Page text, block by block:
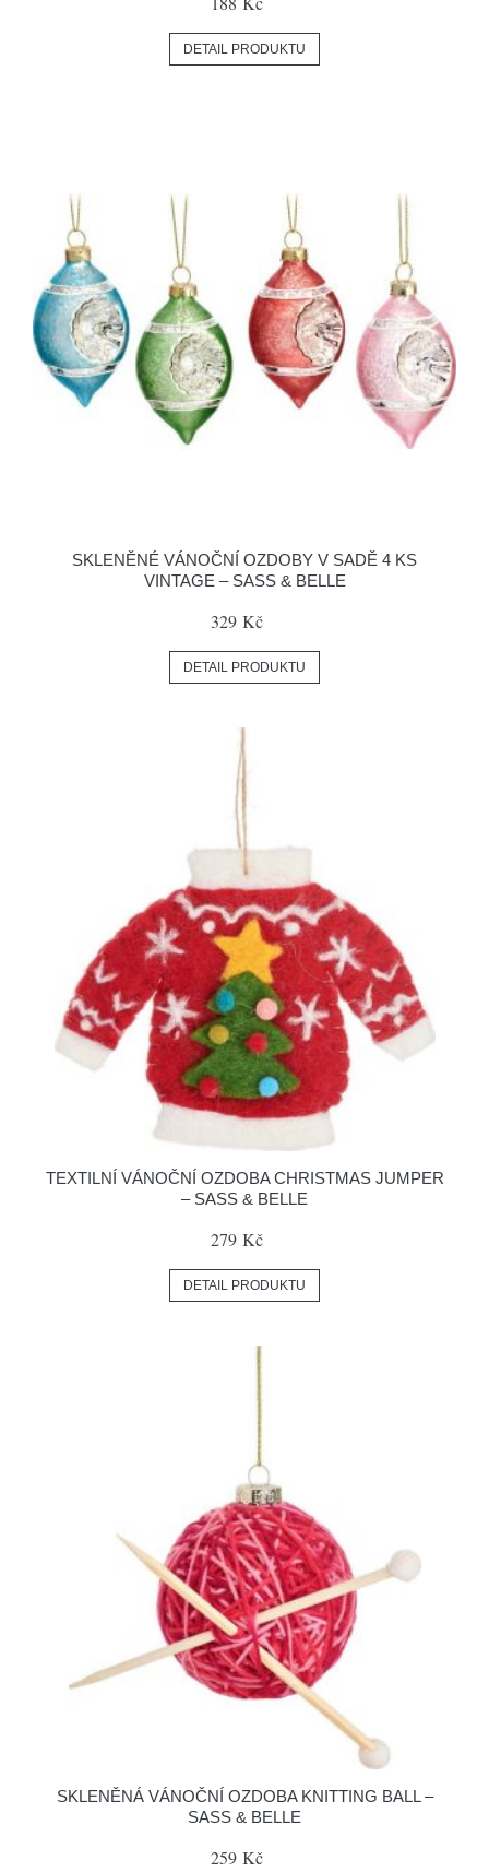
DETAIL PRODUKTU
SKLENĚNÉ VÁNOČNÍ OZDOBY V SADĚ 4 KS
VINTAGE – SASS & BELLE
329 Kč
DETAIL PRODUKTU
TEXTILNÍ VÁNOČNÍ OZDOBA CHRISTMAS JUMPER
– SASS & BELLE
279 Kč
DETAIL PRODUKTU
SKLENĚNÁ VÁNOČNÍ OZDOBA KNITTING BALL –
SASS & BELLE
259 Kč